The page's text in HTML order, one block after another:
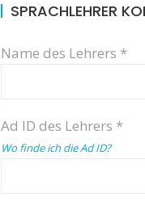
SPRACHLEHRER
Name des Lehrers *
Ad ID des Lehrers *
Wo finde ich die Ad ID?